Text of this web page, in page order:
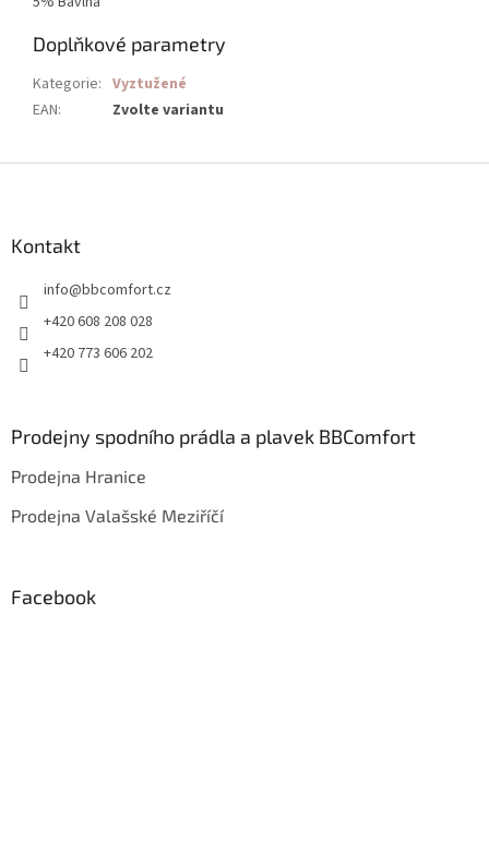
Doplňkové parametry
Kategorie: Vyztužené
EAN: Zvolte variantu
Kontakt
info@bbcomfort.cz
+420 608 208 028
+420 773 606 202
Prodejny spodního prádla a plavek BBComfort
Prodejna Hranice
Prodejna Valašské Meziříčí
Facebook